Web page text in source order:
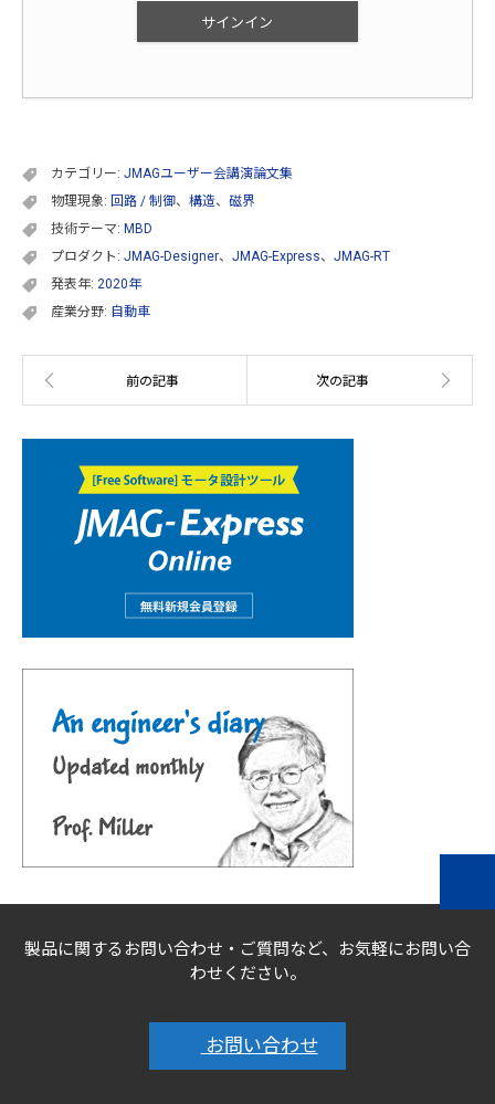
サインイン
カテゴリー: JMAGユーザー会講演論文集
物理現象: 回路 / 制御、 構造、 磁界
技術テーマ: MBD
プロダクト: JMAG-Designer、 JMAG-Express、 JMAG-RT
発表年: 2020年
産業分野: 自動車
製品に関するお問い合わせ・ご質問など、お気軽にお問い合
わせください。
お問い合わせ